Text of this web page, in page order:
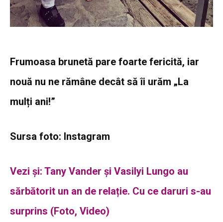
Frumoasa brunetă pare foarte fericită, iar
nouă nu ne rămâne decât să îi urăm „La
mulți ani!”
Sursa foto: Instagram
Vezi și: Tany Vander și Vasilyi Lungo au
sărbătorit un an de relație. Cu ce daruri s-au
surprins (Foto, Video)